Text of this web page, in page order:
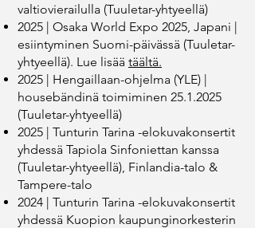
valtiovierailulla (Tuuletar-yhtyeellä)
2025 | Osaka World Expo 2025, Japani |
esiintyminen Suomi-päivässä (Tuuletar-
yhtyeellä). Lue lisää täältä.
2025 | Hengaillaan-ohjelma (YLE) |
housebändinä toimiminen 25.1.2025
(Tuuletar-yhtyeellä)
2025 | Tunturin Tarina -elokuvakonsertit
yhdessä Tapiola Sinfoniettan kanssa
(Tuuletar-yhtyeellä), Finlandia-talo &
Tampere-talo
2024 | Tunturin Tarina -elokuvakonsertit
yhdessä Kuopion kaupunginorkesterin